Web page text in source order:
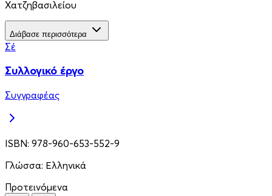
Χατζηβασιλείου
Διάβασε περισσότερα
Σέ
Συλλογικό έργο
Συγγραφέας
ISBN: 978-960-653-552-9
Γλώσσα: Ελληνικά
Προτεινόμενα